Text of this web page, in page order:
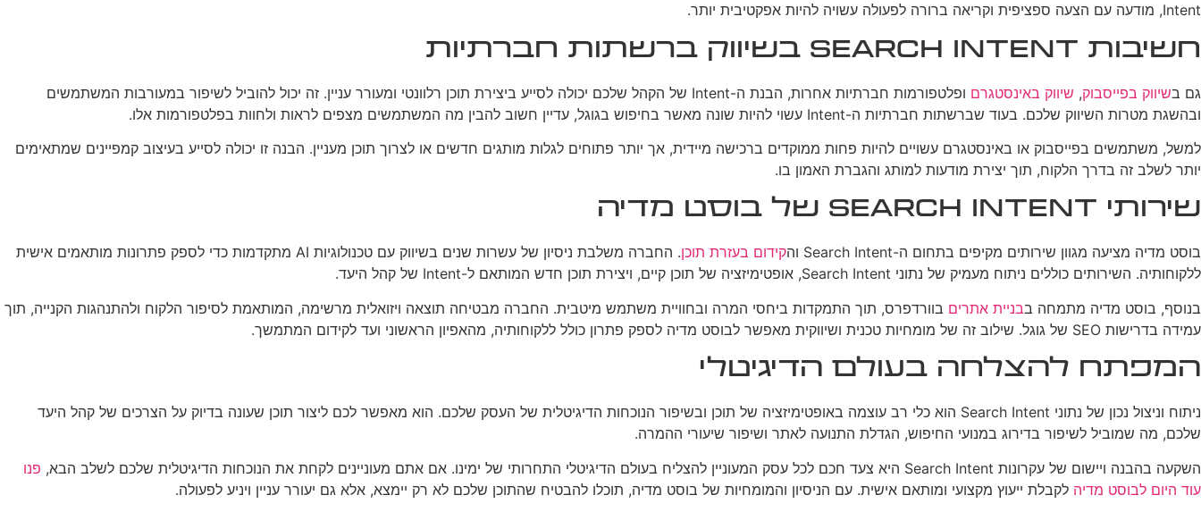
Intent, מודעה עם הצעה ספציפית וקריאה ברורה לפעולה עשויה להיות אפקטיבית יותר.
חשיבות Search Intent בשיווק ברשתות חברתיות
גם בשיווק בפייסבוק, שיווק באינסטגרם
ופלטפורמות חברתיות אחרות, הבנת ה-Intent של הקהל שלכם יכולה לסייע ביצירת תוכן רלוונטי ומעורר עניין. זה יכול להוביל לשיפור במעורבות המשתמשים
ובהשגת מטרות השיווק שלכם. בעוד שברשתות חברתיות ה-Intent עשוי להיות שונה מאשר בחיפוש בגוגל, עדיין חשוב להבין מה המשתמשים מצפים לראות ולחוות בפלטפורמות אלו.
למשל, משתמשים בפייסבוק או באינסטגרם עשויים להיות פחות ממוקדים ברכישה מיידית, אך יותר פתוחים לגלות מותגים חדשים או לצרוך תוכן מעניין. הבנה זו יכולה לסייע בעיצוב קמפיינים שמתאימים
יותר לשלב זה בדרך הלקוח, תוך יצירת מודעות למותג והגברת האמון בו.
שירותי Search Intent של בוסט מדיה
בוסט מדיה מציעה מגוון שירותים מקיפים בתחום ה-Search Intent וה קידום בעזרת תוכן
. החברה משלבת ניסיון של עשרות שנים בשיווק עם טכנולוגיות AI מתקדמות כדי לספק פתרונות מותאמים אישית
ללקוחותיה. השירותים כוללים ניתוח מעמיק של נתוני Search Intent, אופטימיזציה של תוכן קיים, ויצירת תוכן חדש המותאם ל-Intent של קהל היעד.
בנוסף, בוסט מדיה מתמחה בבניית אתרים בוורדפרס, תוך התמקדות ביחסי המרה ובחוויית משתמש מיטבית. החברה מבטיחה תוצאה ויזואלית מרשימה, המותאמת לסיפור הלקוח ולהתנהגות הקנייה, תוך
עמידה בדרישות SEO של גוגל. שילוב זה של מומחיות טכנית ושיווקית מאפשר לבוסט מדיה לספק פתרון כולל ללקוחותיה, מהאפיון הראשוני ועד לקידום המתמשך.
המפתח להצלחה בעולם הדיגיטלי
ניתוח וניצול נכון של נתוני Search Intent הוא כלי רב עוצמה באופטימיזציה של תוכן ובשיפור הנוכחות הדיגיטלית של העסק שלכם. הוא מאפשר לכם ליצור תוכן שעונה בדיוק על הצרכים של קהל היעד
שלכם, מה שמוביל לשיפור בדירוג במנועי החיפוש, הגדלת התנועה לאתר ושיפור שיעורי ההמרה.
השקעה בהבנה ויישום של עקרונות Search Intent היא צעד חכם לכל עסק המעוניין להצליח בעולם הדיגיטלי התחרותי של ימינו. אם אתם מעוניינים לקחת את הנוכחות הדיגיטלית שלכם לשלב הבא,
פנו
עוד היום לבוסט מדיה לקבלת ייעוץ מקצועי ומותאם אישית. עם הניסיון והמומחיות של בוסט מדיה, תוכלו להבטיח שהתוכן שלכם לא רק יימצא, אלא גם יעורר עניין ויניע לפעולה.